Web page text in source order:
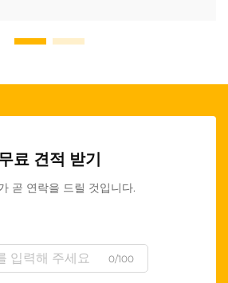
료 견적 받기
곧 연락을 드릴 것입니다.
0/100